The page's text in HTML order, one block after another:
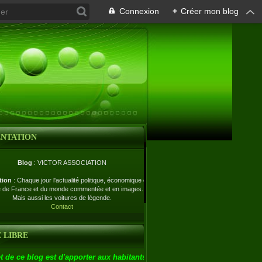
Connexion + Créer mon blog
Blog : VICTOR ASSOCIATION
: Chaque jour l'actualité politique, économique et
de France et du monde commentée et en images.
Mais aussi les voitures de légende.
Contact
LIBRE
de ce blog est d'apporter aux habitants